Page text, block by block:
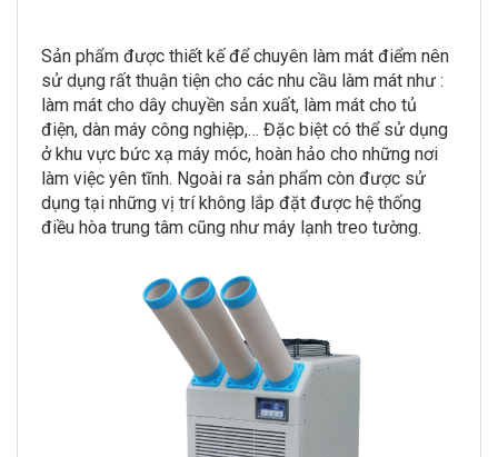
Sản phẩm được thiết kế để chuyên làm mát điểm nên
sử dụng rất thuận tiện cho các nhu cầu làm mát như :
làm mát cho dây chuyền sản xuất, làm mát cho tủ
điện, dàn máy công nghiệp,… Đặc biệt có thể sử dụng
ở khu vực bức xạ máy móc, hoàn hảo cho những nơi
làm việc yên tĩnh. Ngoài ra sản phẩm còn được sử
dụng tại những vị trí không lắp đặt được hệ thống
điều hòa trung tâm cũng như máy lạnh treo tường.